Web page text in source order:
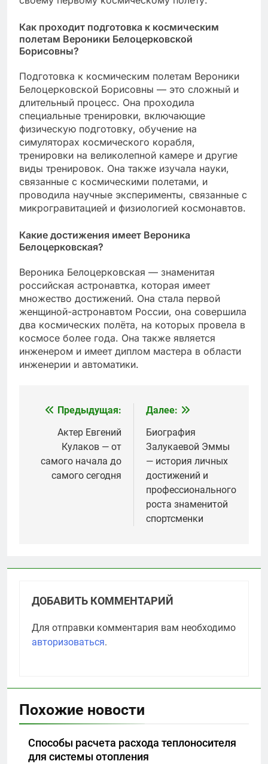
Как проходит подготовка к космическим
полетам Вероники Белоцерковской
Борисовны?
Подготовка к космическим полетам Вероники
Белоцерковской Борисовны — это сложный и
длительный процесс. Она проходила
специальные тренировки, включающие
физическую подготовку, обучение на
симуляторах космического корабля,
тренировки на великолепной камере и другие
виды тренировок. Она также изучала науки,
связанные с космическими полетами, и
проводила научные эксперименты, связанные с
микрогравитацией и физиологией космонавтов.
Какие достижения имеет Вероника
Белоцерковская?
Вероника Белоцерковская — знаменитая
российская астронавтка, которая имеет
множество достижений. Она стала первой
женщиной-астронавтом России, она совершила
два космических полёта, на которых провела в
космосе более года. Она также является
инженером и имеет диплом мастера в области
инженерии и автоматики.
Навигация
записям
Предыдущая:
Актер Евгений
Кулаков — от
самого начала до
самого сегодня
Далее:
Биография
Залукаевой Эммы
— история личных
достижений и
профессионального
роста знаменитой
спортсменки
ДОБАВИТЬ КОММЕНТАРИЙ
Для отправки комментария вам необходимо
авторизоваться.
Похожие новости
Способы расчета расхода теплоносителя
для системы отопления